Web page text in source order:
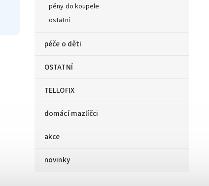
pěny do koupele
ostatní
péče o děti
OSTATNÍ
TELLOFIX
domácí mazlíčci
akce
novinky